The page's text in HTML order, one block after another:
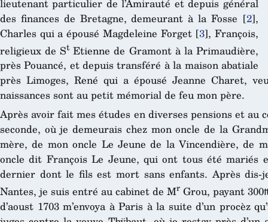
lieutenant particulier de l’Amirauté et depuis général
des finances de Bretagne, demeurant à la Fosse [2],
Charles qui a épousé Magdeleine Forget[3], François,
religieux de StEtienne de Gramont à la Primaudière,
près Pouancé, et depuis transféré à la maison abatiale
près Limoges, René qui a épousé Jeanne Charet,
naissances sont au petit mémorial de feu mon père.
Après avoir fait mes études en diverses pensions et au
seconde, où je demeurais chez mon oncle de la
mère, de mon oncle Le Jeune de la Vincendière, de
oncle dit François Le Jeune, qui ont tous été mariés
dernier dont le fils est mort sans enfants. Après
Nantes, je suis entré au cabinet de Mr Grou, payant
d’aoust 1703 m’envoya à Paris à la suite d’un procèz